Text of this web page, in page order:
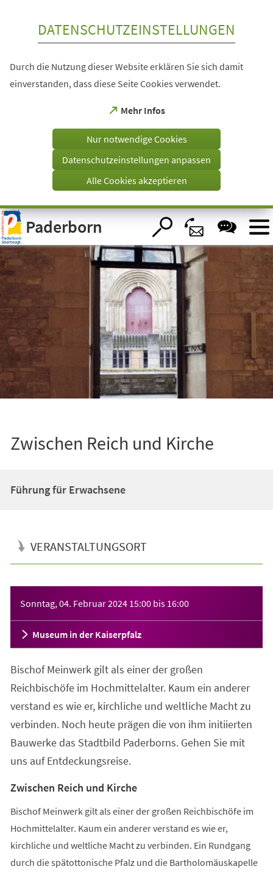
Visuelle
Assistenzsoftware
öffnen.
DATENSCHUTZEINSTELLUNGEN
Durch die Nutzung dieser Website erklären Sie sich damit
einverstanden, dass diese Seite Cookies verwendet.
Mehr Infos
(Öffnet
einem
Tab)
Nur notwendige Cookies
Datenschutzeinstellungen anpassen
Alle Cookies akzeptieren
Paderborn
Zwischen Reich und Kirche
Führung für Erwachsene
VERANSTALTUNGSORT
Sonntag, 04. Februar 2024 15:00 bis 16:00
Museum in der Kaiserpfalz
Bischof Meinwerk gilt als einer der großen
Reichbischöfe im Hochmittelalter. Kaum ein anderer
verstand es wie er, kirchliche und weltliche Macht zu
verbinden. Noch heute prägen die von ihm initiierten
Bauwerke das Stadtbild Paderborns. Gehen Sie mit
uns auf Entdeckungsreise.
Zwischen Reich und Kirche
Bischof Meinwerk gilt als einer der großen Reichbischöfe im
Hochmittelalter. Kaum ein anderer verstand es wie er,
kirchliche und weltliche Macht zu verbinden. Ein Rundgang
durch die spätottonische Pfalz und die Bartholomäuskapelle